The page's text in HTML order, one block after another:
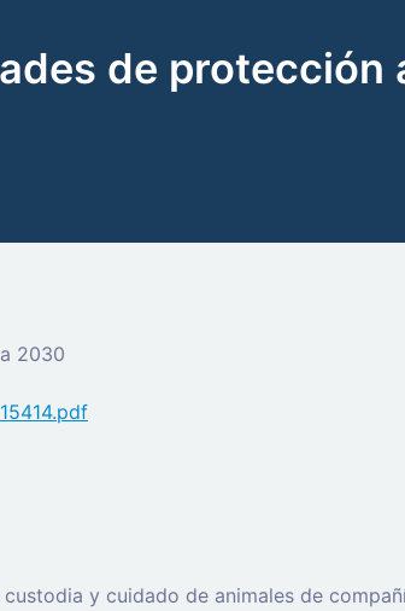
de protección
2030
y cuidado de animales de